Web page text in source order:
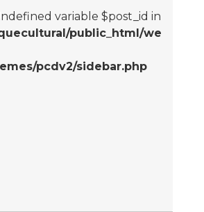
variable $post_id in
public_html/we
pcdv2/sidebar.php